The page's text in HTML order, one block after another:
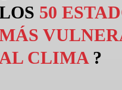
50
AL CLIMA ?